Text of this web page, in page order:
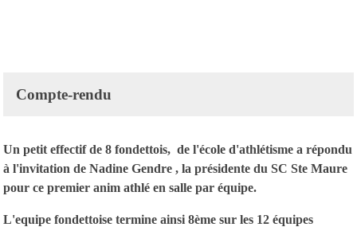
Compte-rendu
Un petit effectif de 8 fondettois, de l'école d'athlétisme a répondu
à l'invitation de Nadine Gendre , la présidente du SC Ste Maure
pour ce premier anim athlé en salle par équipe.
L'equipe fondettoise termine ainsi 8ème sur les 12 équipes